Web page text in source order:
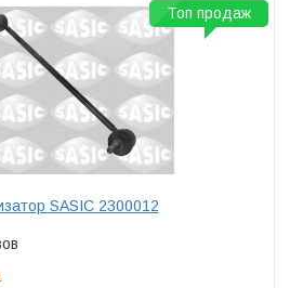
SASIC 2300012
Топ продаж